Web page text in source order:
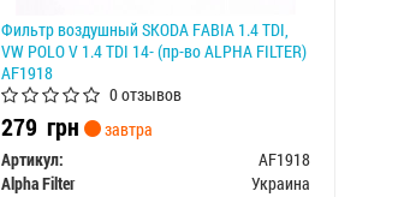
Фильтр воздушный SKODA FABIA 1.4 TDI,
VW POLO V 1.4 TDI 14- (пр-во ALPHA FILTER)
AF1918
0 отзывов
279 грн
завтра
Артикул:
AF1918
Alpha Filter
Украина